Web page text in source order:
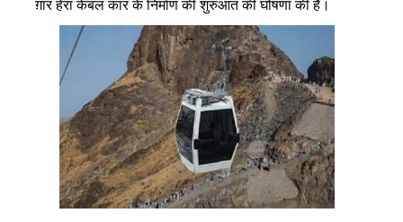
ग़ार हेरा केबल कार के निर्माण की शुरुआत की घोषणा की है।